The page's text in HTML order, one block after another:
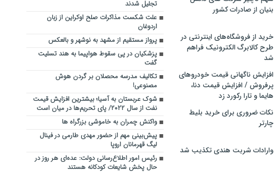
بنیان از صادرات کشور
خرید از فروشگاه‌های اینترنتی در
طرح کالابرگ الکترونیک فراهم
شد
افزایش ناگهانی قیمت خودروهای
پرفروش / افزایش قیمت دنا،
هایما و تارا رکورد زد
نکات ضروری برای خرید بلیط
چارتر
وارادات شربت هندی تکذیب شد
تجلیل شدند
علت شکست مذاکرات صلح اوکراین از زبان
اردوغان
پرواز مستقیم از مشهد به نوشهر و بالعکس
پزشکیان در پی سقوط هواپیما به هند تسلیت
گفت
تکالیف مدرسه محصلان بر گردن هوش
مصنوعی!
شوک عربستان به آسیا؛ بیشترین افزایش قیمت
نفت از سال ۲۰۲۲/ پای تحریم‌ها در میان است
واکنش چمران به خاموشی بزرگراه ها
پیش‌بینی مهم از حضور مهدی طارمی در فینال
لیگ قهرمانان اروپا
رئیس امور اطلاع‌رسانی دولت: عده‌ای هر روز در
حال پخش شایعات کودکانه هستند